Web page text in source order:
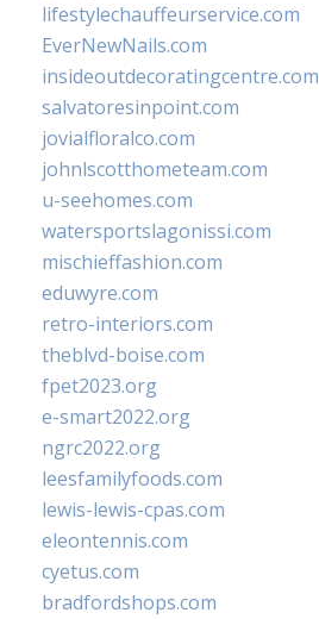
lifestylechauffeurservice.com
EverNewNails.com
insideoutdecoratingcentre.com
salvatoresinpoint.com
jovialfloralco.com
johnlscotthometeam.com
u-seehomes.com
watersportslagonissi.com
mischieffashion.com
eduwyre.com
retro-interiors.com
theblvd-boise.com
fpet2023.org
e-smart2022.org
ngrc2022.org
leesfamilyfoods.com
lewis-lewis-cpas.com
eleontennis.com
cyetus.com
bradfordshops.com